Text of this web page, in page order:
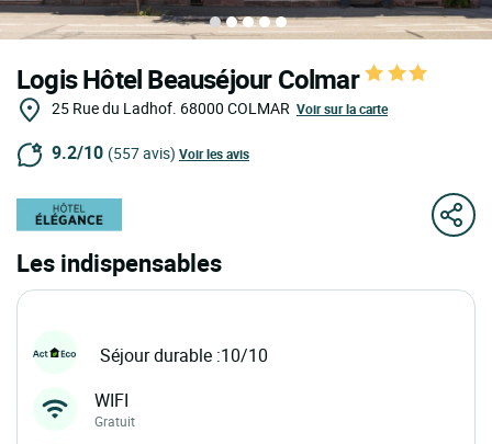
Logis Hôtel Beauséjour Colmar
25 Rue du Ladhof. 68000 COLMAR Voir sur la carte
9.2/10 (557 avis) Voir les avis
Les indispensables
Séjour durable :10/10
WIFI
Gratuit